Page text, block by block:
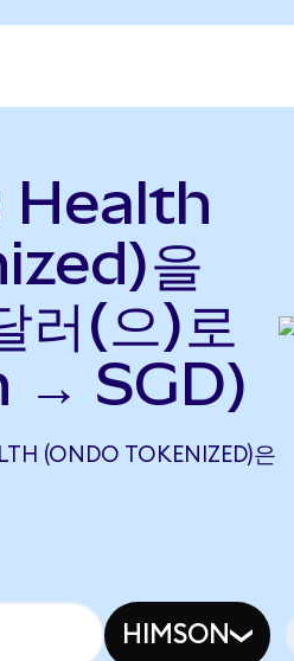
Health
을
러(으)로
→ SGD)
(ONDO TOKENIZED)은
HIMSON